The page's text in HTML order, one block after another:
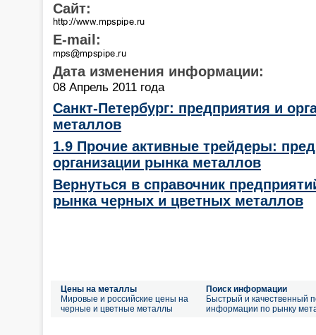
Сайт:
E-mail:
Дата изменения информации:
08 Апрель 2011 года
Санкт-Петербург: предприятия и
металлов
1.9 Прочие активные трейдеры:
организации рынка металлов
Вернуться в справочник
рынка черных и цветных металлов
Цены на металлы
Мировые и российские цены на
черные и цветные металлы
Поиск информации
Быстрый и качественный
информации по рынку